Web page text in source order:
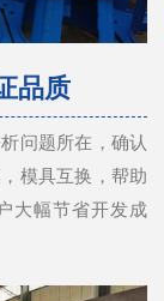
品质
问题所在，确认
模具互换，帮助
大幅节省开发成